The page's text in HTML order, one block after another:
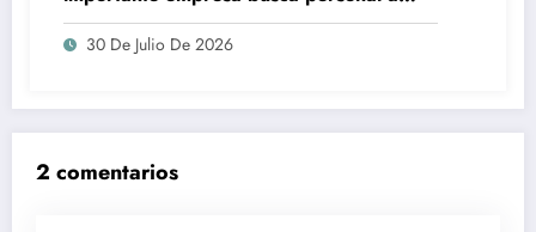
convocatoria
30 De Julio De 2026
2 comentarios